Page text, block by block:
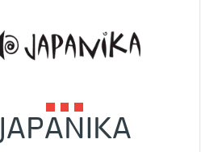
JAPANIKA